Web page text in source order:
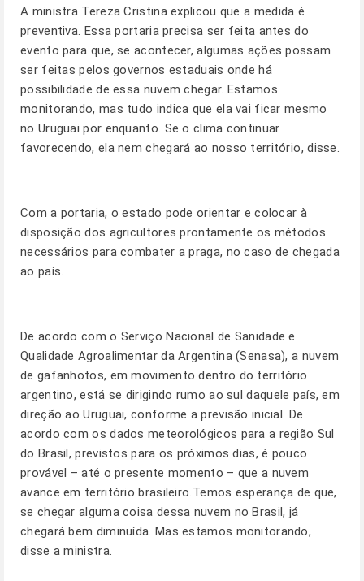
A ministra Tereza Cristina explicou que a medida é
preventiva. Essa portaria precisa ser feita antes do
evento para que, se acontecer, algumas ações possam
ser feitas pelos governos estaduais onde há
possibilidade de essa nuvem chegar. Estamos
monitorando, mas tudo indica que ela vai ficar mesmo
no Uruguai por enquanto. Se o clima continuar
favorecendo, ela nem chegará ao nosso território, disse.
Com a portaria, o estado pode orientar e colocar à
disposição dos agricultores prontamente os métodos
necessários para combater a praga, no caso de chegada
ao país.
De acordo com o Serviço Nacional de Sanidade e
Qualidade Agroalimentar da Argentina (Senasa), a nuvem
de gafanhotos, em movimento dentro do território
argentino, está se dirigindo rumo ao sul daquele país, em
direção ao Uruguai, conforme a previsão inicial. De
acordo com os dados meteorológicos para a região Sul
do Brasil, previstos para os próximos dias, é pouco
provável – até o presente momento – que a nuvem
avance em território brasileiro.Temos esperança de que,
se chegar alguma coisa dessa nuvem no Brasil, já
chegará bem diminuída. Mas estamos monitorando,
disse a ministra.